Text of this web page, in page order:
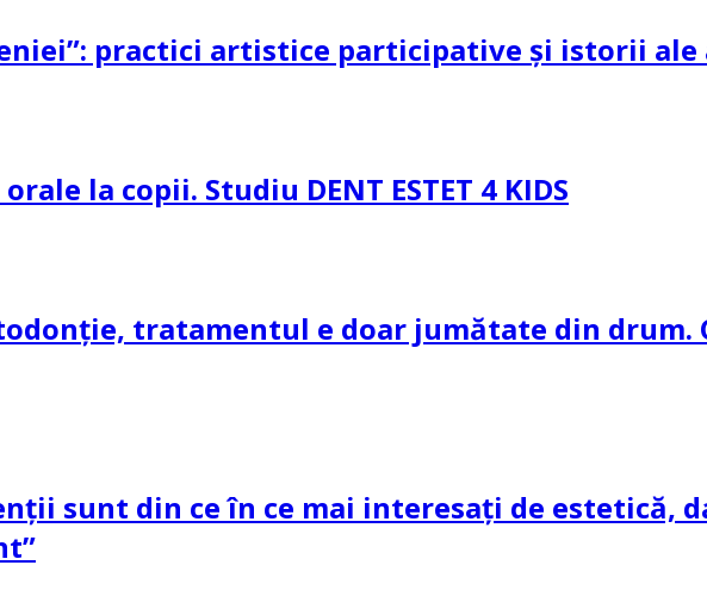
practici artistice participative și istorii
la copii. Studiu DENT ESTET 4 KIDS
tratamentul e doar jumătate din drum.
sunt din ce în ce mai interesați de estetică,